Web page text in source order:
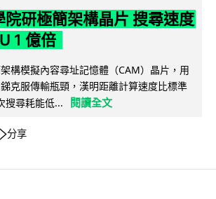
院研極簡架構晶片 搜尋速度
1 億倍
構模擬內容尋址記憶體（CAM）晶片，用
克服傳輸瓶頸，漢明距離計算速度比標準
搜尋耗能低...
閱讀全文
分享